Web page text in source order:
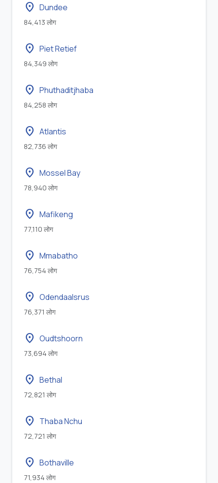
location_on Dundee
84,413 लोग
location_on Piet Retief
84,349 लोग
location_on Phuthaditjhaba
84,258 लोग
location_on Atlantis
82,736 लोग
location_on Mossel Bay
78,940 लोग
location_on Mafikeng
77,110 लोग
location_on Mmabatho
76,754 लोग
location_on Odendaalsrus
76,371 लोग
location_on Oudtshoorn
73,694 लोग
location_on Bethal
72,821 लोग
location_on Thaba Nchu
72,721 लोग
location_on Bothaville
71,934 लोग